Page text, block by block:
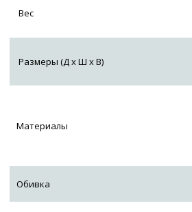
Вес
Размеры (Д х Ш х В)
Материалы
Обивка